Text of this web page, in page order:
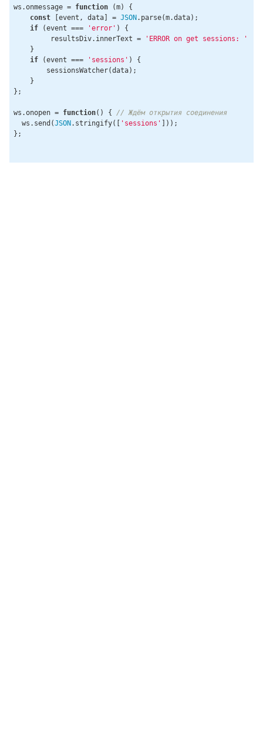
ws.onmessage = function (m)
{
const [event, data] = JSON.parse(m.data);
if (event === 'error' ) {
         resultsDiv.innerText =
'ERROR on get sessions: '
    }
if (event === 'sessions' ) {
        sessionsWatcher(data);
    }
};
ws.onopen = function( ) {
// Ждём открытия соединения
  ws.send(
JSON.stringify([ 'sessions' ]));
};